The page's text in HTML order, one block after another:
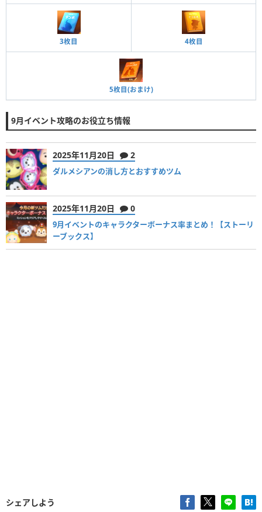
3枚目 4枚目
5枚目(おまけ)
9月イベント攻略のお役立ち情報
2025年11月20日 2
ダルメシアンの消し方とおすすめツム
2025年11月20日 0
9月イベントのキャラクターボーナス率まとめ！【ストーリ
ーブックス】
シェアしよう